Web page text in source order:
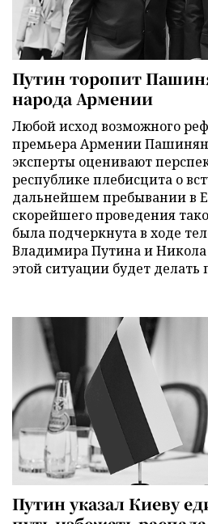
Путин торопит
народа Армении
Любой исход возможного
премьера Армении
эксперты оценивают
республике плебисцита о
дальнейшем пребывании в
скорейшего проведения
была подчеркнута в ходе
Владимира Путина и
этой ситуации будет
Путин указал Киеву